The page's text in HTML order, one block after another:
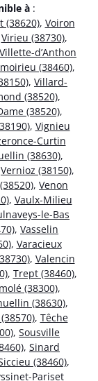
à :
(38620), Voiron
Virieu (38730),
Villette-d’Anthon
(38460),
, Villard-
(38520),
(38520),
, Vignieu
Curtin
(38630),
Vernioz (38150),
, Venon
, Vaulx-Milieu
le-Bas
, Vasselin
, Varacieux
, Valencin
, Trept (38460),
(38300),
(38630),
, Têche
, Sousville
, Sinard
(38460),
Pariset